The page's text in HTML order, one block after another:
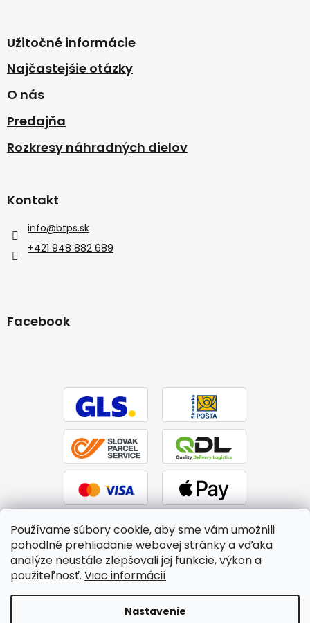
Používame súbory cookie, aby sme vám umožnili
pohodlné prehliadanie webovej stránky a vďaka
analýze neustále zlepšovali jej funkcie, výkon a
použiteľnosť. Viac informácií
Nastavenie
Užitočné informácie
Najčastejšie otázky
O nás
Predajňa
Rozkresy náhradných dielov
Kontakt
info@btps.sk
+421 948 882 689
Facebook